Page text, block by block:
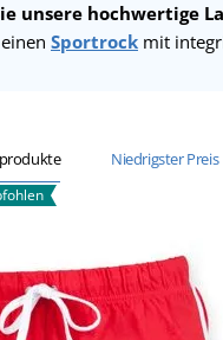
unsere hochwertige
Sportrock mit
Niedrigster Preis